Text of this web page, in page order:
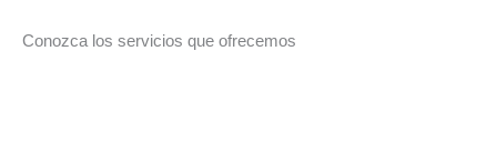
Conozca los servicios que ofrecemos